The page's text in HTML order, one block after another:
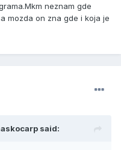
neznam gde
mozda on zna gde i koja je
said: